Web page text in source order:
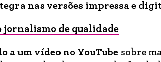
nas versões impressa e
jornalismo de qualidade
a um vídeo no YouTube sobre